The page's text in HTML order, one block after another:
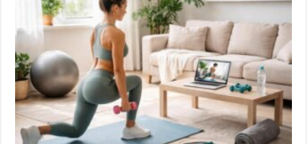
sur
salle
avec
programmes
gratuits,
fitness
à
domicile
et
YouTube